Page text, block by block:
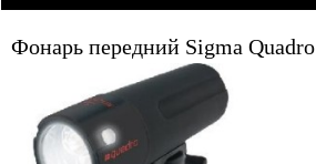
Фонарь передний Sigma Quadro